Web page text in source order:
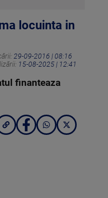
locuinta in
29-09-2016 | 08:16
15-08-2025 | 12:41
finanteaza